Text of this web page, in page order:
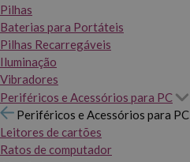
Pilhas
Baterias para Portáteis
Pilhas Recarregáveis
Iluminação
Vibradores
Periféricos e Acessórios para PC
Periféricos e Acessórios para PC
Leitores de cartões
Ratos de computador